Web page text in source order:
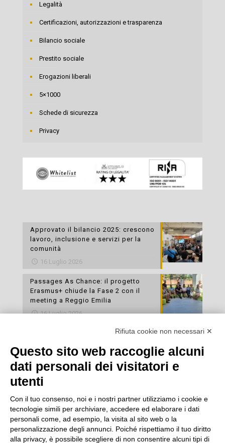
Legalità
Certificazioni, autorizzazioni e trasparenza
Bilancio sociale
Prestito sociale
Erogazioni liberali
5×1000
Schede di sicurezza
Privacy
Approvato il bilancio 2025: crescono
lavoro, inclusione e servizi per la
comunità
16 Luglio 2026
Passages As Chance: il progetto
Erasmus+ chiude la Fase 2 con il
meeting a Reggio Emilia
16 Luglio 2026
Esami di laboratorio preventivi
cura della propria salute
16 Luglio 2026
Rifiuta cookie non necessari ✕
Questo sito web raccoglie alcuni
dati personali dei visitatori e
utenti
Con il tuo consenso, noi e i nostri partner utilizziamo i cookie e
tecnologie simili per archiviare, accedere ed elaborare i dati
personali come, ad esempio, la visita al sito web o la
personalizzazione degli annunci. Poiché rispettiamo il tuo diritto
alla privacy, è possibile scegliere di non consentire alcuni tipi di